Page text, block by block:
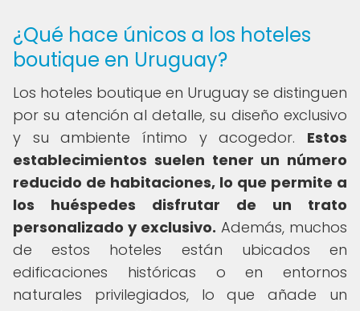
¿Qué hace únicos a los hoteles
boutique en Uruguay?
Los hoteles boutique en Uruguay se distinguen
por su atención al detalle, su diseño exclusivo
y su ambiente íntimo y acogedor. Estos
establecimientos suelen tener un número
reducido de habitaciones, lo que permite a
los huéspedes disfrutar de un trato
personalizado y exclusivo. Además, muchos
de estos hoteles están ubicados en
edificaciones históricas o en entornos
naturales privilegiados, lo que añade un